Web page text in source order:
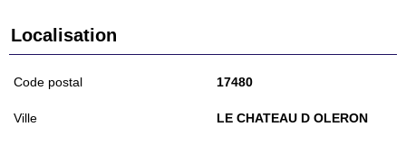
Localisation
Code postal 17480
Ville LE CHATEAU D OLERON